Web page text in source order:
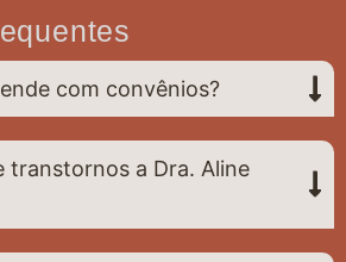
com convênios?
transtornos a Dra. Aline